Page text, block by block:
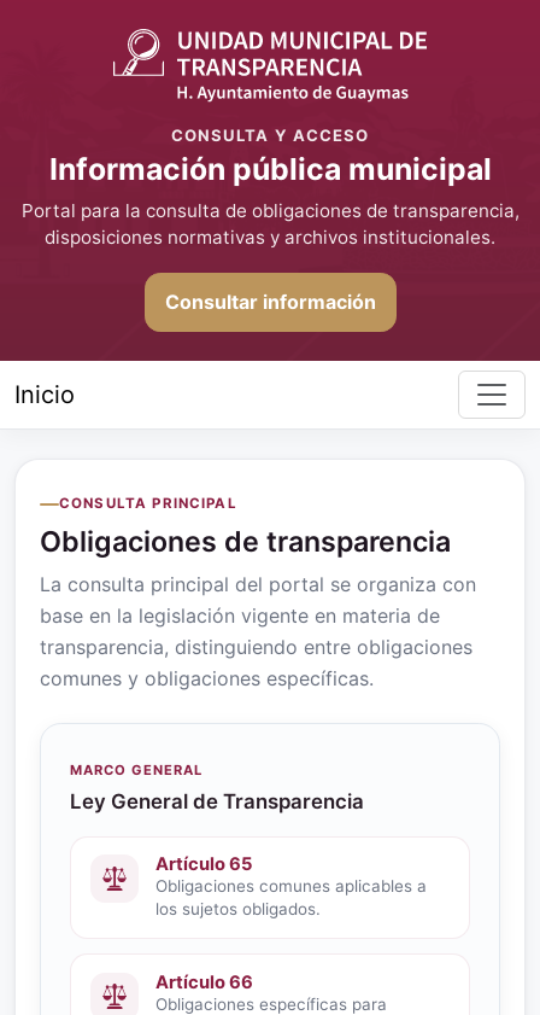
CONSULTA Y ACCESO
Información pública municipal
Portal para la consulta de obligaciones de transparencia,
disposiciones normativas y archivos institucionales.
Consultar información
Inicio
CONSULTA PRINCIPAL
Obligaciones de transparencia
La consulta principal del portal se organiza con
base en la legislación vigente en materia de
transparencia, distinguiendo entre obligaciones
comunes y obligaciones específicas.
MARCO GENERAL
Ley General de Transparencia
Artículo 65
Obligaciones comunes aplicables a
los sujetos obligados.
Artículo 66
Obligaciones específicas para